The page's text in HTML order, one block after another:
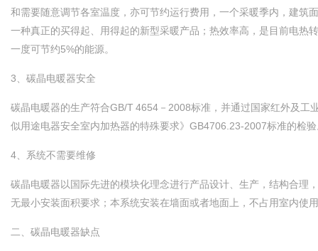
和需要随意调节各室温度，亦可节约运行费用，一个采暖季内，
一种真正的买得起、用得起的新型采暖产品；热效率高，是目前电
一度可节约5%的能源。
3、碳晶电暖器安全
碳晶电暖器的生产符合GB/T 4654－2008标准，并通过国家红外
似用途电器安全室内加热器的特殊要求》GB4706.23-2007标准的检验。产
4、系统不需要维修
碳晶电暖器以国际先进的模块化理念进行产品设计、生产，结构合理
无最小安装面积要求；本系统安装在墙面或者地面上，不占用室内使
二、碳晶电暖器缺点